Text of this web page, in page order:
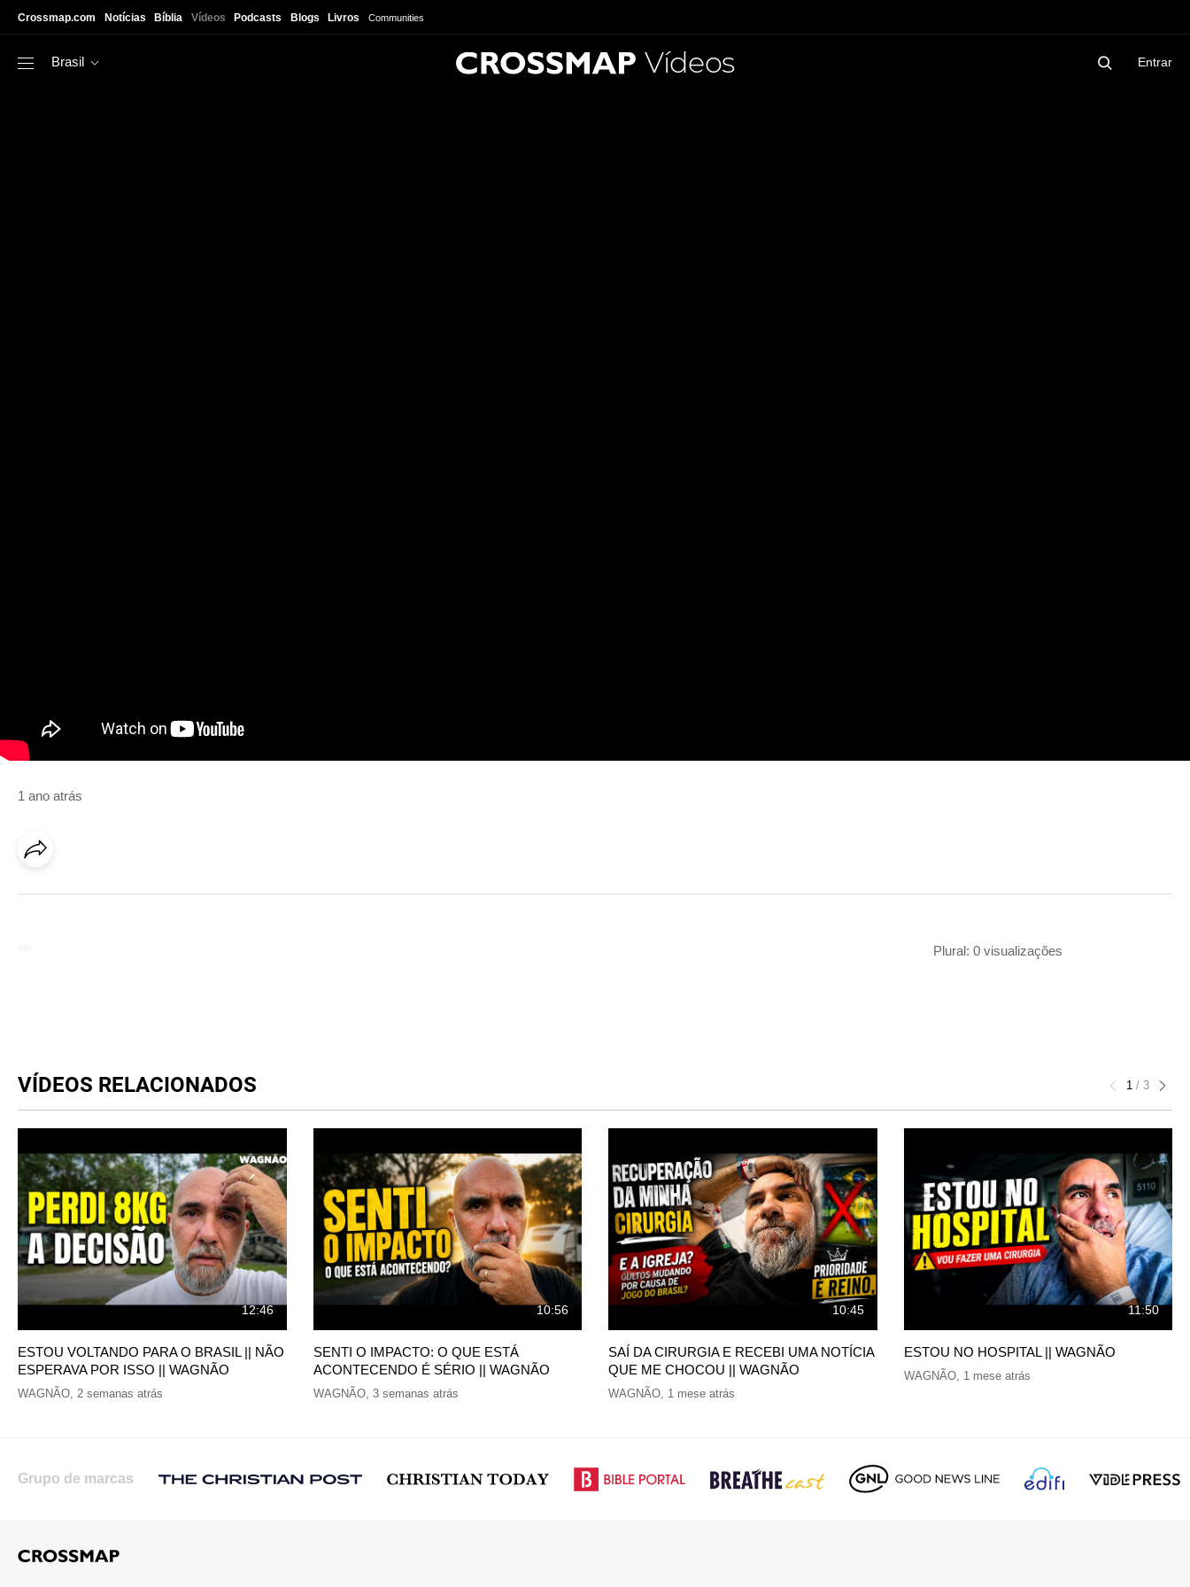
Crossmap.com Notícias Bíblia Vídeos Podcasts Blogs Livros Communities
Brasil Vídeos Entrar
1 ano atrás
Plural: 0 visualizações
VÍDEOS RELACIONADOS 1 / 3
12:46
ESTOU VOLTANDO PARA O BRASIL || NÃO
ESPERAVA POR ISSO || WAGNÃO
WAGNÃO 2 semanas atrás
10:56
SENTI O IMPACTO: O QUE ESTÁ
ACONTECENDO É SÉRIO || WAGNÃO
WAGNÃO, 3 semanas atrás
10:45
SAÍ DA CIRURGIA E RECEBI UMA NOTÍCIA
QUE ME CHOCOU || WAGNÃO
WAGNÃO 1 mese atrás
11:50
ESTOU NO HOSPITAL || WAGNÃO
WAGNÃO, 1 mese atrás
Grupo de marcas